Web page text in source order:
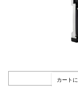
カート